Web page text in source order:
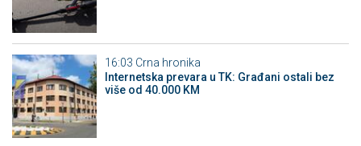
16:03 Crna hronika
Internetska prevara u TK: Građani ostali bez
više od 40.000 KM